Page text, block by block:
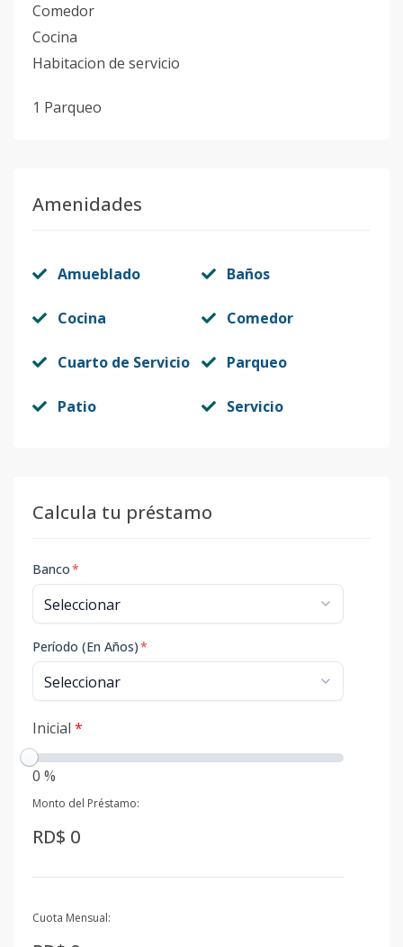
Comedor
Cocina
Habitacion de servicio
1 Parqueo
Amenidades
Amueblado Baños
Cocina Comedor
Cuarto de Servicio Parqueo
Patio Servicio
Calcula tu préstamo
Banco*
Período (En Años)*
Inicial *
0 %
Monto del Préstamo:
RD$ 0
Cuota Mensual: